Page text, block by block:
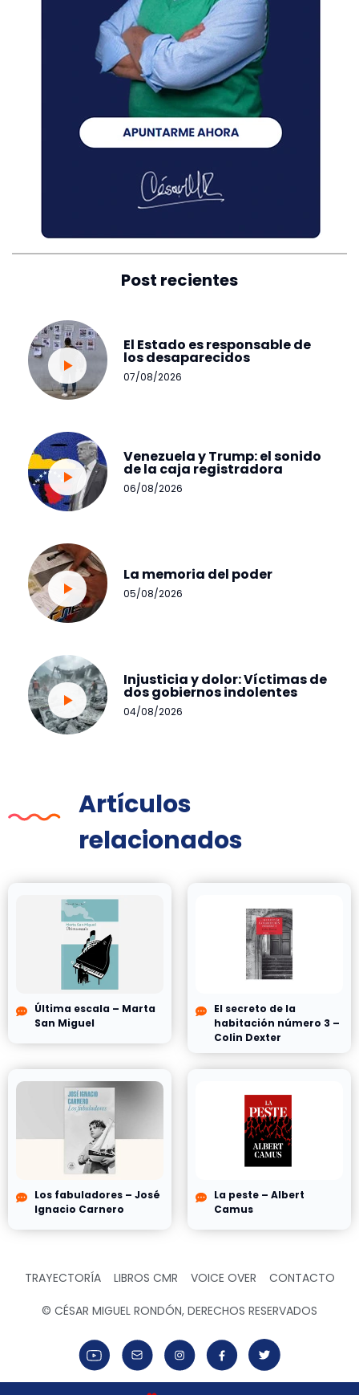
Post recientes
El Estado es responsable de
los desaparecidos
07/08/2026
Venezuela y Trump: el sonido
de la caja registradora
06/08/2026
La memoria del poder
05/08/2026
Injusticia y dolor: Víctimas de
dos gobiernos indolentes
04/08/2026
Artículos
relacionados
Última escala – Marta
San Miguel
El secreto de la
habitación número 3 –
Colin Dexter
Los fabuladores – José
Ignacio Carnero
La peste – Albert
Camus
TRAYECTORÍA LIBROS CMR VOICE OVER CONTACTO
© CÉSAR MIGUEL RONDÓN, DERECHOS RESERVADOS